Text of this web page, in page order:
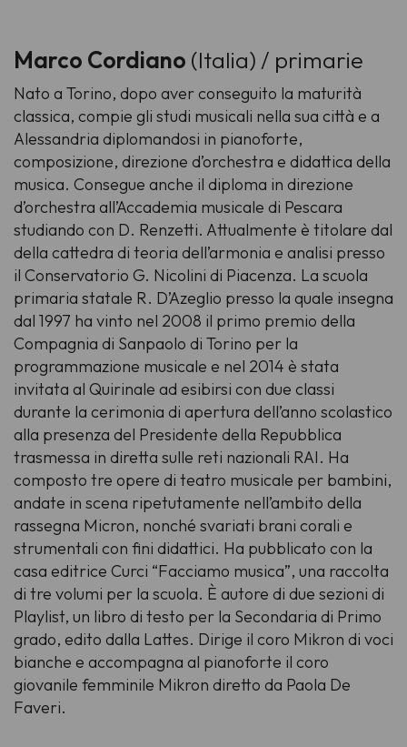
Marco Cordiano (Italia) / primarie
Nato a Torino, dopo aver conseguito la maturità
classica, compie gli studi musicali nella sua città e a
Alessandria diplomandosi in pianoforte,
composizione, direzione d’orchestra e didattica della
musica. Consegue anche il diploma in direzione
d’orchestra all’Accademia musicale di Pescara
studiando con D. Renzetti. Attualmente è titolare dal
della cattedra di teoria dell’armonia e analisi presso
il Conservatorio G. Nicolini di Piacenza. La scuola
primaria statale R. D’Azeglio presso la quale insegna
dal 1997 ha vinto nel 2008 il primo premio della
Compagnia di Sanpaolo di Torino per la
programmazione musicale e nel 2014 è stata
invitata al Quirinale ad esibirsi con due classi
durante la cerimonia di apertura dell’anno scolastico
alla presenza del Presidente della Repubblica
trasmessa in diretta sulle reti nazionali RAI. Ha
composto tre opere di teatro musicale per bambini,
andate in scena ripetutamente nell’ambito della
rassegna Micron, nonché svariati brani corali e
strumentali con fini didattici. Ha pubblicato con la
casa editrice Curci “Facciamo musica”, una raccolta
di tre volumi per la scuola. È autore di due sezioni di
Playlist, un libro di testo per la Secondaria di Primo
grado, edito dalla Lattes. Dirige il coro Mikron di voci
bianche e accompagna al pianoforte il coro
giovanile femminile Mikron diretto da Paola De
Faveri.